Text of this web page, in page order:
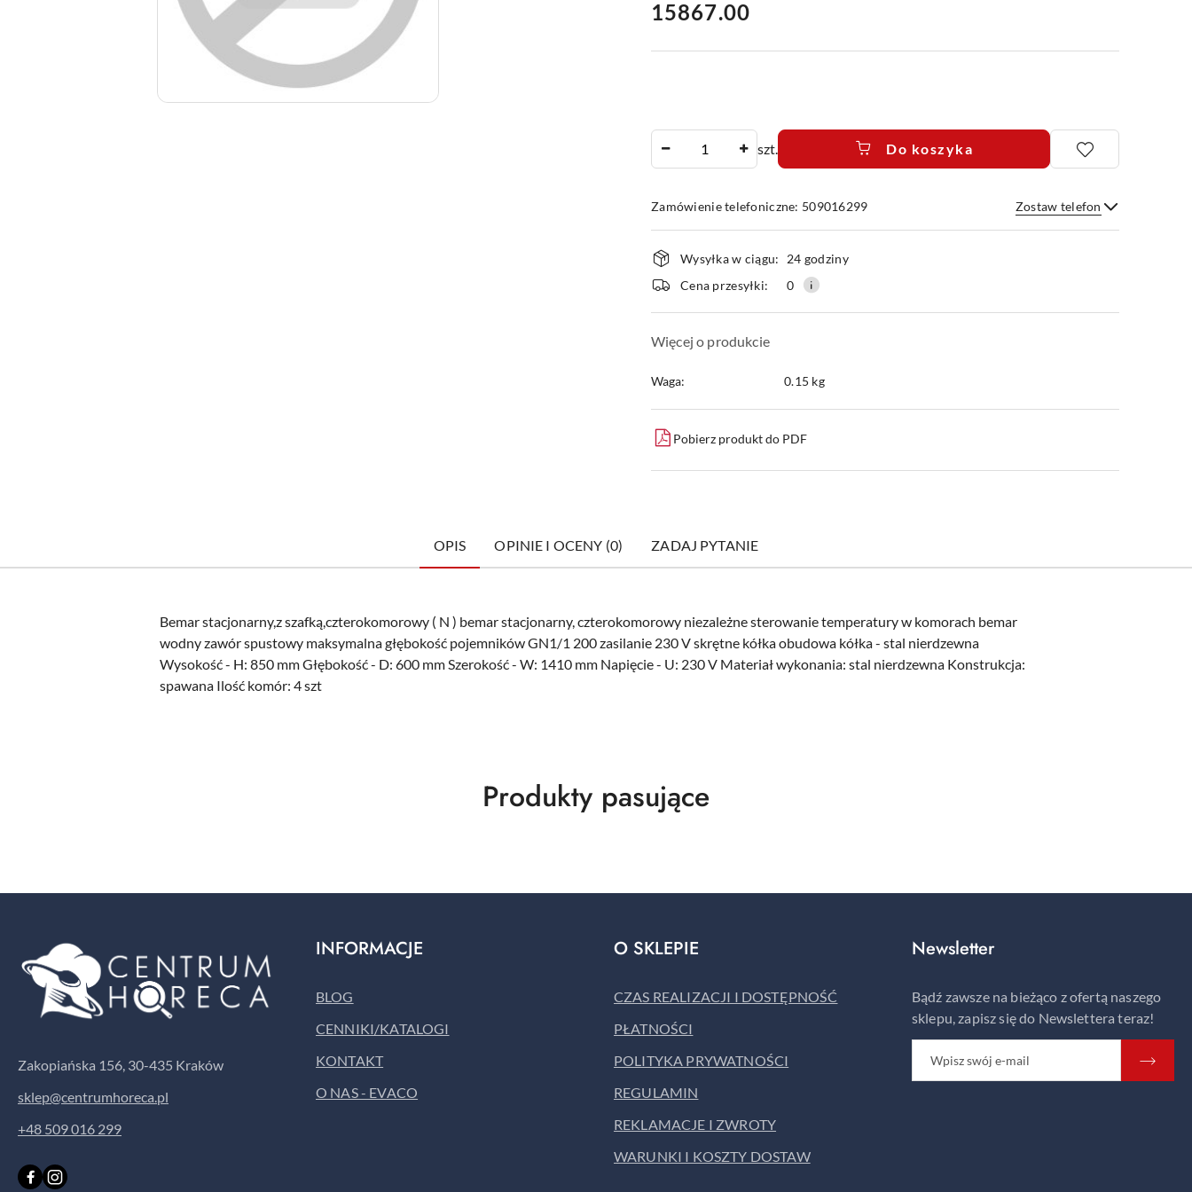
cena:
15867.00
szt. Do koszyka
Zamówienie telefoniczne: 509016299 Zostaw telefon
Wyślij
Dostępność
i
dostawa
Wysyłka w ciągu:
24 godziny
Cena przesyłki:
0
Więcej o produkcie
Waga: 0.15 kg
Pobierz produkt do PDF
OPIS OPINIE I OCENY (0) ZADAJ PYTANIE
Bemar stacjonarny,z szafką,czterokomorowy ( N ) bemar stacjonarny, czterokomorowy niezależne sterowanie temperatury w komorach bemar
wodny zawór spustowy maksymalna głębokość pojemników GN1/1 200 zasilanie 230 V skrętne kółka obudowa kółka - stal nierdzewna
Wysokość - H: 850 mm Głębokość - D: 600 mm Szerokość - W: 1410 mm Napięcie - U: 230 V Materiał wykonania: stal nierdzewna Konstrukcja:
spawana Ilość komór: 4 szt
Produkty
Produkty pasujące
Zakopiańska 156, 30-435 Kraków
sklep@centrumhoreca.pl
+48 509 016 299
INFORMACJE
BLOG
CENNIKI/KATALOGI
KONTAKT
O NAS - EVACO
O SKLEPIE
CZAS REALIZACJI I DOSTĘPNOŚĆ
PŁATNOŚCI
POLITYKA PRYWATNOŚCI
REGULAMIN
REKLAMACJE I ZWROTY
WARUNKI I KOSZTY DOSTAW
Newsletter
Bądź zawsze na bieżąco z ofertą naszego
sklepu, zapisz się do Newslettera teraz!